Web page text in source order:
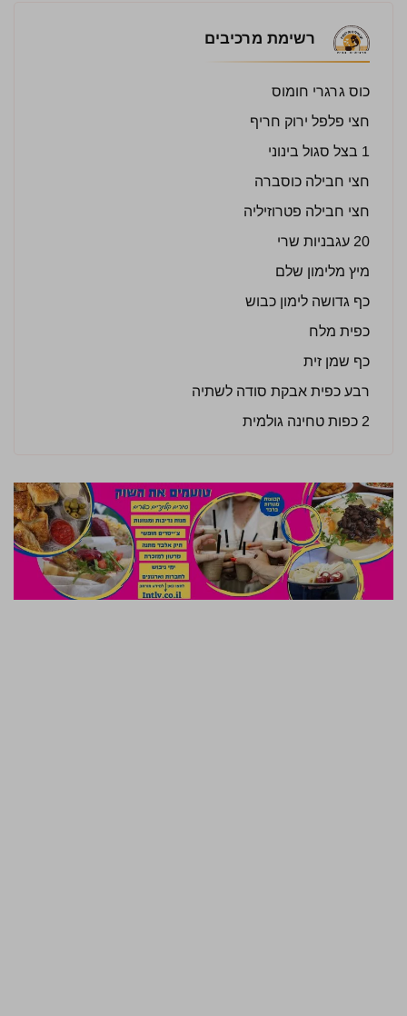
רשימת מרכיבים
כוס גרגרי חומוס
חצי פלפל ירוק חריף
1 בצל סגול בינוני
חצי חבילה כוסברה
חצי חבילה פטרוזיליה
20 עגבניות שרי
מיץ מלימון שלם
כף גדושה לימון כבוש
כפית מלח
כף שמן זית
רבע כפית אבקת סודה לשתיה
2 כפות טחינה גולמית